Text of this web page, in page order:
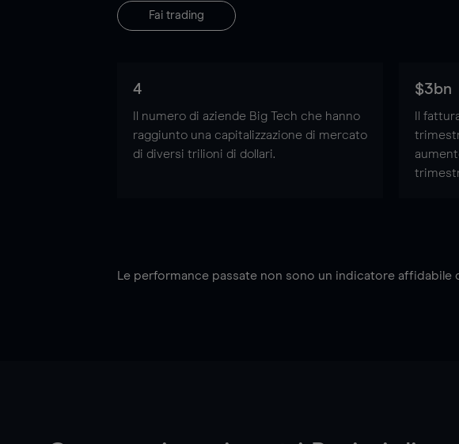
Fai trading
4
Il numero di aziende Big Tech che hanno
raggiunto una capitalizzazione di mercato
di diversi trilioni di dollari.
$3bn
Il
Le performance passate non sono un indicatore affidabile